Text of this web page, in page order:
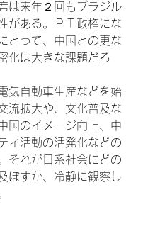
は来年２回もブラジル
がある。ＰＴ政権にな
とって、中国との更な
化は大きな課題だろ
気自動車生産などを始
流拡大や、文化普及な
国のイメージ向上、中
ィ活動の活発化などの
それが日系社会にどの
ぼすか、冷静に観察し